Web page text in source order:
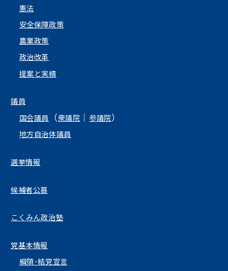
憲法
安全保障政策
農業政策
政治改革
提案と実績
議員
国会議員
（衆議院 ｜参議院）
地方自治体議員
選挙情報
候補者公募
こくみん政治塾
党基本情報
綱領･結党宣言